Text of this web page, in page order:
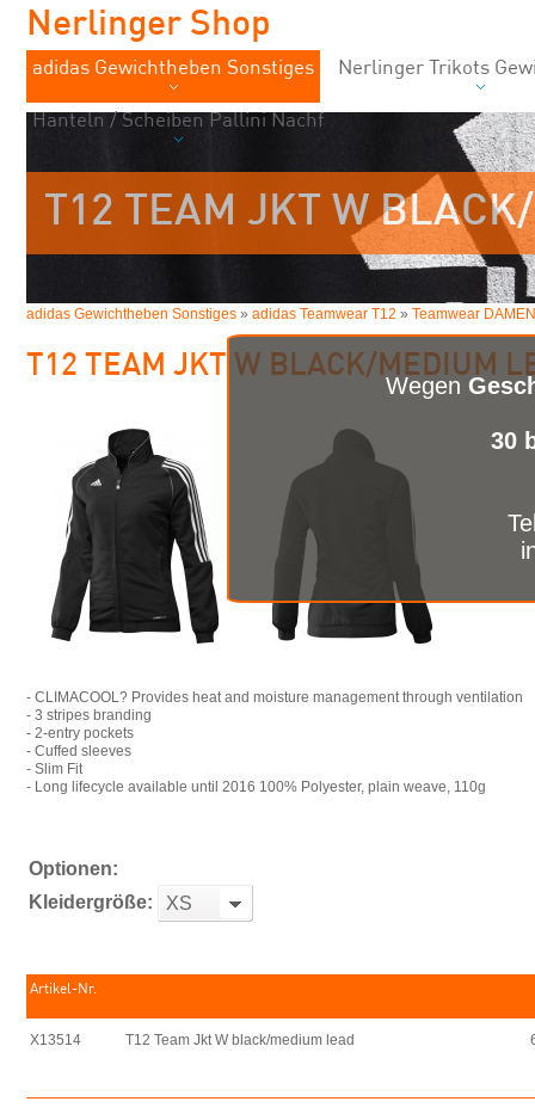
Wegen
30
Nerlinger Shop
adidas Gewichtheben Sonstiges Nerlinger Trikots
Hanteln / Scheiben Pallini Nachf
T12 TEAM JKT W
adidas Gewichtheben Sonstiges » adidas Teamwear T12 » Teamwear DAMEN
T12 TEAM JKT W BLACK/MEDIUM
- CLIMACOOL? Provides heat and moisture management through ventilation
- 3 stripes branding
- 2-entry pockets
- Cuffed sleeves
- Slim Fit
- Long lifecycle available until 2016 100% Polyester, plain weave, 110g
Optionen:
Kleidergröße:
XS
Artikel-Nr.
X13514 T12 Team Jkt W black/medium lead